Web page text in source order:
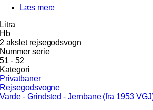
Læs mere
Litra
Hb
2 akslet rejsegodsvogn
Nummer serie
51 - 52
Kategori
Privatbaner
Rejsegodsvogne
Varde - Grindsted - Jernbane (fra 1953